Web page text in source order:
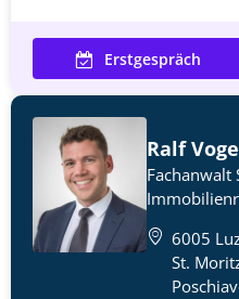
Erstgespräch
Ralf
Fachanwalt
6005
St.